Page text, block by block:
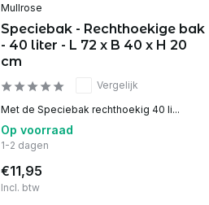
Mullrose
Speciebak - Rechthoekige bak
- 40 liter - L 72 x B 40 x H 20
cm
Vergelijk
Met de Speciebak rechthoekig 40 li...
Op voorraad
1-2 dagen
€11,95
Incl. btw